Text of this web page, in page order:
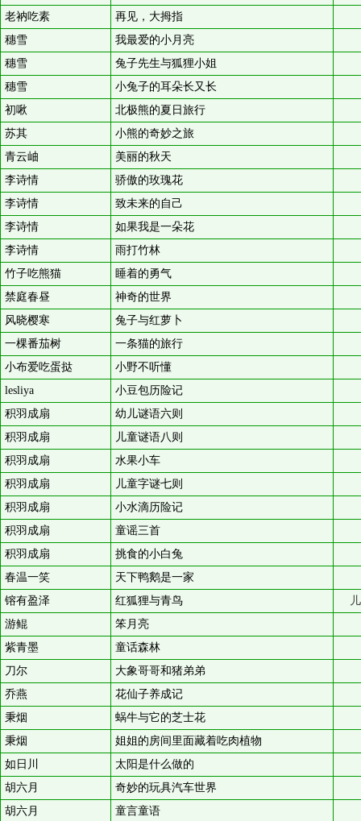
老衲吃素
再见，大拇指
穗雪
我最爱的小月亮
穗雪
兔子先生与狐狸小姐
穗雪
小兔子的耳朵长又长
初啾
北极熊的夏日旅行
苏其
小熊的奇妙之旅
青云岫
美丽的秋天
李诗情
骄傲的玫瑰花
李诗情
致未来的自己
李诗情
如果我是一朵花
李诗情
雨打竹林
竹子吃熊猫
睡着的勇气
禁庭春昼
神奇的世界
风晓樱寒
兔子与红萝卜
一棵番茄树
一条猫的旅行
小布爱吃蛋挞
小野不听懂
lesliya
小豆包历险记
积羽成扇
幼儿谜语六则
积羽成扇
儿童谜语八则
积羽成扇
水果小车
积羽成扇
儿童字谜七则
积羽成扇
小水滴历险记
积羽成扇
童谣三首
积羽成扇
挑食的小白兔
春温一笑
天下鸭鹅是一家
镕有盈泽
红狐狸与青鸟
游鲲
笨月亮
紫青墨
童话森林
刀尔
大象哥哥和猪弟弟
乔燕
花仙子养成记
秉烟
蜗牛与它的芝士花
秉烟
姐姐的房间里面藏着吃肉植物
如日川
太阳是什么做的
胡六月
奇妙的玩具汽车世界
胡六月
童言童语